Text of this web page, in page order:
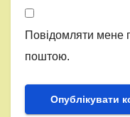
Повідомляти мене
поштою.